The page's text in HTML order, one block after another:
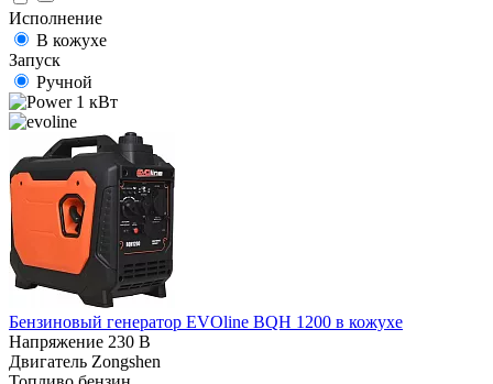
Исполнение
В кожухе
Запуск
Ручной
1 кВт
Бензиновый генератор EVOline BQH 1200 в кожухе
Напряжение 230 В
Двигатель Zongshen